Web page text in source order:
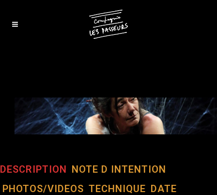
DESCRIPTION NOTE D INTENTION
PHOTOS/VIDEOS TECHNIQUE DATE